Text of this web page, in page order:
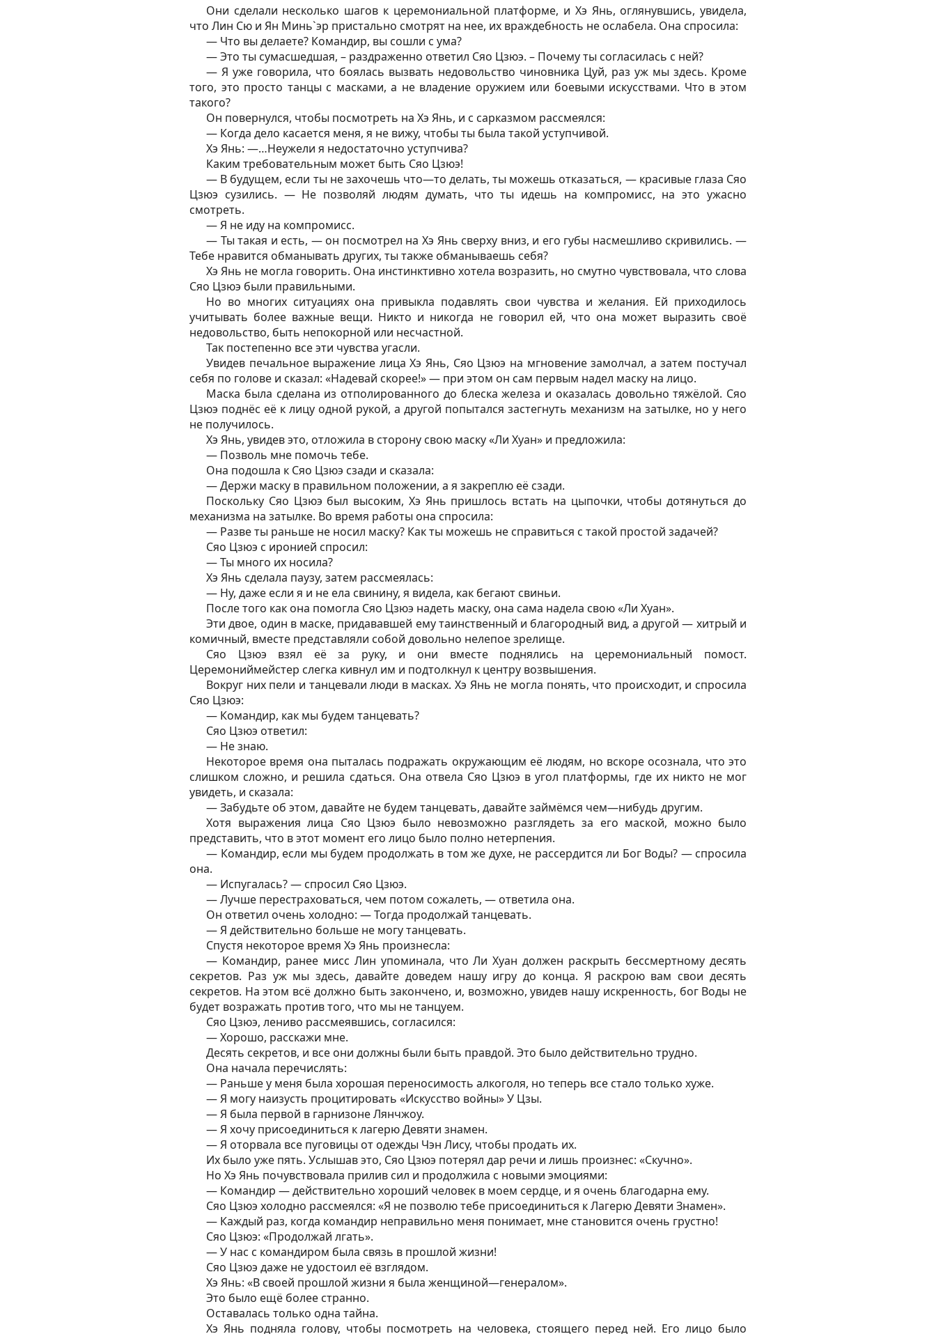
Они сделали несколько шагов к церемониальной платформе, и Хэ Янь, оглянувшись, увидела,
что Лин Сю и Ян Минь`эр пристально смотрят на нее, их враждебность не ослабела. Она спросила:
— Что вы делаете? Командир, вы сошли с ума?
— Это ты сумасшедшая, – раздраженно ответил Сяо Цзюэ. – Почему ты согласилась с ней?
— Я уже говорила, что боялась вызвать недовольство чиновника Цуй, раз уж мы здесь. Кроме
того, это просто танцы с масками, а не владение оружием или боевыми искусствами. Что в этом
такого?
Он повернулся, чтобы посмотреть на Хэ Янь, и с сарказмом рассмеялся:
— Когда дело касается меня, я не вижу, чтобы ты была такой уступчивой.
Хэ Янь: —…Неужели я недостаточно уступчива?
Каким требовательным может быть Сяо Цзюэ!
— В будущем, если ты не захочешь что—то делать, ты можешь отказаться, — красивые глаза Сяо
Цзюэ сузились. — Не позволяй людям думать, что ты идешь на компромисс, на это ужасно
смотреть.
— Я не иду на компромисс.
— Ты такая и есть, — он посмотрел на Хэ Янь сверху вниз, и его губы насмешливо скривились. —
Тебе нравится обманывать других, ты также обманываешь себя?
Хэ Янь не могла говорить. Она инстинктивно хотела возразить, но смутно чувствовала, что слова
Сяо Цзюэ были правильными.
Но во многих ситуациях она привыкла подавлять свои чувства и желания. Ей приходилось
учитывать более важные вещи. Никто и никогда не говорил ей, что она может выразить своё
недовольство, быть непокорной или несчастной.
Так постепенно все эти чувства угасли.
Увидев печальное выражение лица Хэ Янь, Сяо Цзюэ на мгновение замолчал, а затем постучал
себя по голове и сказал: «Надевай скорее!» — при этом он сам первым надел маску на лицо.
Маска была сделана из отполированного до блеска железа и оказалась довольно тяжёлой. Сяо
Цзюэ поднёс её к лицу одной рукой, а другой попытался застегнуть механизм на затылке, но у него
не получилось.
Хэ Янь, увидев это, отложила в сторону свою маску «Ли Хуан» и предложила:
— Позволь мне помочь тебе.
Она подошла к Сяо Цзюэ сзади и сказала:
— Держи маску в правильном положении, а я закреплю её сзади.
Поскольку Сяо Цзюэ был высоким, Хэ Янь пришлось встать на цыпочки, чтобы дотянуться до
механизма на затылке. Во время работы она спросила:
— Разве ты раньше не носил маску? Как ты можешь не справиться с такой простой задачей?
Сяо Цзюэ с иронией спросил:
— Ты много их носила?
Хэ Янь сделала паузу, затем рассмеялась:
— Ну, даже если я и не ела свинину, я видела, как бегают свиньи.
После того как она помогла Сяо Цзюэ надеть маску, она сама надела свою «Ли Хуан».
Эти двое, один в маске, придававшей ему таинственный и благородный вид, а другой — хитрый и
комичный, вместе представляли собой довольно нелепое зрелище.
Сяо Цзюэ взял её за руку, и они вместе поднялись на церемониальный помост.
Церемониймейстер слегка кивнул им и подтолкнул к центру возвышения.
Вокруг них пели и танцевали люди в масках. Хэ Янь не могла понять, что происходит, и спросила
Сяо Цзюэ:
— Командир, как мы будем танцевать?
Сяо Цзюэ ответил:
— Не знаю.
Некоторое время она пыталась подражать окружающим её людям, но вскоре осознала, что это
слишком сложно, и решила сдаться. Она отвела Сяо Цзюэ в угол платформы, где их никто не мог
увидеть, и сказала:
— Забудьте об этом, давайте не будем танцевать, давайте займёмся чем—нибудь другим.
Хотя выражения лица Сяо Цзюэ было невозможно разглядеть за его маской, можно было
представить, что в этот момент его лицо было полно нетерпения.
— Командир, если мы будем продолжать в том же духе, не рассердится ли Бог Воды? — спросила
она.
— Испугалась? — спросил Сяо Цзюэ.
— Лучше перестраховаться, чем потом сожалеть, — ответила она.
Он ответил очень холодно: — Тогда продолжай танцевать.
— Я действительно больше не могу танцевать.
Спустя некоторое время Хэ Янь произнесла:
— Командир, ранее мисс Лин упоминала, что Ли Хуан должен раскрыть бессмертному десять
секретов. Раз уж мы здесь, давайте доведем нашу игру до конца. Я раскрою вам свои десять
секретов. На этом всё должно быть закончено, и, возможно, увидев нашу искренность, бог Воды не
будет возражать против того, что мы не танцуем.
Сяо Цзюэ, лениво рассмеявшись, согласился:
— Хорошо, расскажи мне.
Десять секретов, и все они должны были быть правдой. Это было действительно трудно.
Она начала перечислять:
— Раньше у меня была хорошая переносимость алкоголя, но теперь все стало только хуже.
— Я могу наизусть процитировать «Искусство войны» У Цзы.
— Я была первой в гарнизоне Лянчжоу.
— Я хочу присоединиться к лагерю Девяти знамен.
— Я оторвала все пуговицы от одежды Чэн Лису, чтобы продать их.
Их было уже пять. Услышав это, Сяо Цзюэ потерял дар речи и лишь произнес: «Скучно».
Но Хэ Янь почувствовала прилив сил и продолжила с новыми эмоциями:
— Командир — действительно хороший человек в моем сердце, и я очень благодарна ему.
Сяо Цзюэ холодно рассмеялся: «Я не позволю тебе присоединиться к Лагерю Девяти Знамен».
— Каждый раз, когда командир неправильно меня понимает, мне становится очень грустно!
Сяо Цзюэ: «Продолжай лгать».
— У нас с командиром была связь в прошлой жизни!
Сяо Цзюэ даже не удостоил её взглядом.
Хэ Янь: «В своей прошлой жизни я была женщиной—генералом».
Это было ещё более странно.
Оставалась только одна тайна.
Хэ Янь подняла голову, чтобы посмотреть на человека, стоящего перед ней. Его лицо было